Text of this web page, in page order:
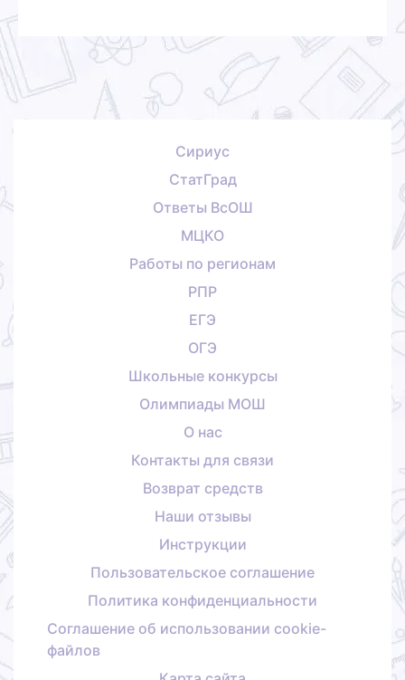
Сириус
СтатГрад
Ответы ВсОШ
МЦКО
Работы по регионам
РПР
ЕГЭ
ОГЭ
Школьные конкурсы
Олимпиады МОШ
О нас
Контакты для связи
Возврат средств
Наши отзывы
Инструкции
Пользовательское соглашение
Политика конфиденциальности
Соглашение об использовании cookie-
файлов